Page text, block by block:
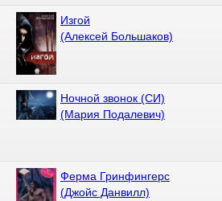
Изгой
(Алексей Большаков)
Ночной звонок (СИ)
(Мария Подалевич)
Ферма Гринфингерс
(Джойс Данвилл)